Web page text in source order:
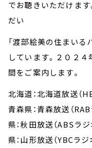
でお聴きいただけま
だい
「渡部絵美の住まいる
しています。２０２
間をご案内します。
北海道：北海道放送
青森県：青森放送（
県：秋田放送（ABS
県：山形放送（YBC